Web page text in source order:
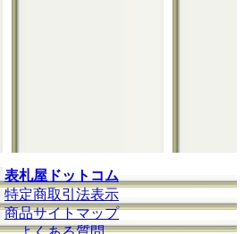
表札屋ドットコム
特定商取引法表示
商品サイトマップ